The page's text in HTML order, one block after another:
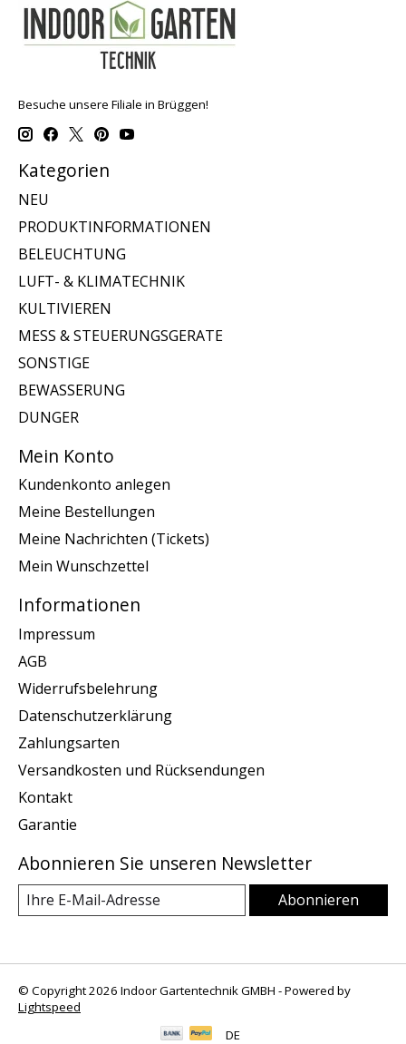
Besuche unsere Filiale in Brüggen!
Kategorien
NEU
PRODUKTINFORMATIONEN
BELEUCHTUNG
LUFT- & KLIMATECHNIK
KULTIVIEREN
MESS & STEUERUNGSGERATE
SONSTIGE
BEWASSERUNG
DUNGER
Mein Konto
Kundenkonto anlegen
Meine Bestellungen
Meine Nachrichten (Tickets)
Mein Wunschzettel
Informationen
Impressum
AGB
Widerrufsbelehrung
Datenschutzerklärung
Zahlungsarten
Versandkosten und Rücksendungen
Kontakt
Garantie
Abonnieren Sie unseren Newsletter
Abonnieren
© Copyright 2026 Indoor Gartentechnik GMBH - Powered by
Lightspeed
DE